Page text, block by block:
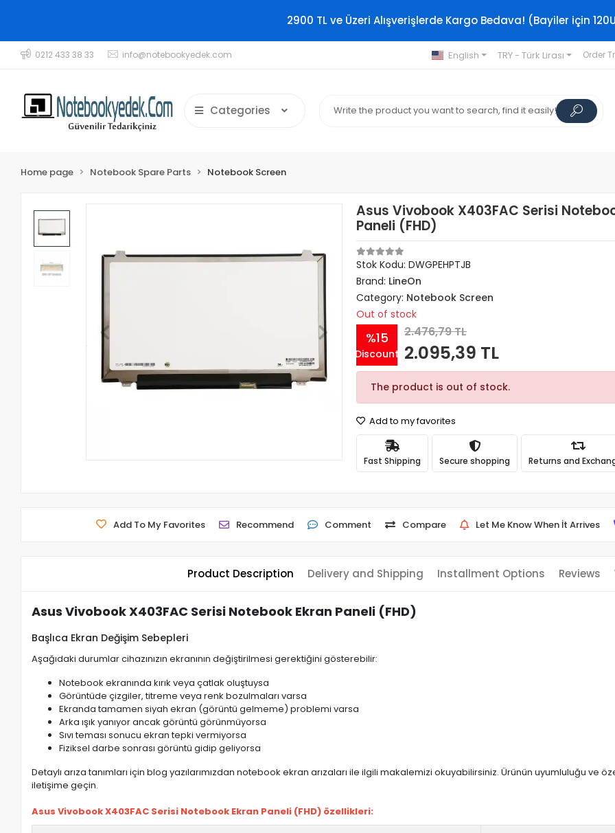
2900 TL ve Üzeri Alışverişlerde Kargo Bedava! (Bayiler için
0212 433 38 33 info@notebookyedek.com English TRY - Türk Lirası Order
Categories
Home page Notebook Spare Parts Notebook Screen
Asus Vivobook X403FAC Serisi
Paneli (FHD)
Stok Kodu: DWGPEHPTJB
Brand: LineOn
Category: Notebook Screen
Out of stock
%15
Discount
2.476,79 TL
2.095,39 TL
The product is out of stock.
Add to my favorites
Fast Shipping Secure shopping Returns and
Add To My Favorites Recommend Comment Compare Let Me Know When İt Arrives
Product Description Delivery and Shipping Installment Options Reviews
Asus Vivobook X403FAC Serisi Notebook Ekran Paneli (FHD)
Başlıca Ekran Değişim Sebepleri
Aşağıdaki durumlar cihazınızın ekranının değiştirilmesi gerektiğini gösterebilir:
Notebook ekranında kırık veya çatlak oluştuysa
Görüntüde çizgiler, titreme veya renk bozulmaları varsa
Ekranda tamamen siyah ekran (görüntü gelmeme) problemi varsa
Arka ışık yanıyor ancak görüntü görünmüyorsa
Sıvı teması sonucu ekran tepki vermiyorsa
Fiziksel darbe sonrası görüntü gidip geliyorsa
Detaylı arıza tanımları için blog yazılarımızdan notebook ekran arızaları ile ilgili makalemizi okuyabilirsiniz. Ürünün uyumluluğu
iletişime geçin.
Asus Vivobook X403FAC Serisi Notebook Ekran Paneli (FHD) özellikleri: